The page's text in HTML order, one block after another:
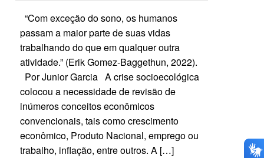
“Com exceção do sono, os humanos
passam a maior parte de suas vidas
trabalhando do que em qualquer outra
atividade.” (Erik Gomez-Baggethun, 2022).
Por Junior Garcia A crise socioecológica
colocou a necessidade de revisão de
inúmeros conceitos econômicos
convencionais, tais como crescimento
econômico, Produto Nacional, emprego ou
trabalho, inflação, entre outros. A […]